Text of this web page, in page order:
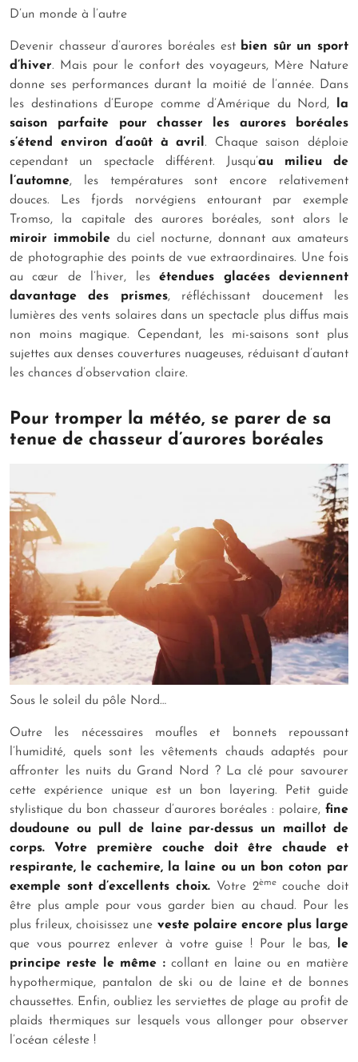
D’un monde à l’autre
Devenir chasseur d’aurores boréales est bien sûr un sport
d’hiver. Mais pour le confort des voyageurs, Mère Nature
donne ses performances durant la moitié de l’année. Dans
les destinations d’Europe comme d’Amérique du Nord,
la
saison parfaite pour chasser les aurores boréales
s’étend environ d’août à avril. Chaque saison déploie
cependant un spectacle différent. Jusqu’au milieu de
l’automne, les températures sont encore relativement
douces. Les fjords norvégiens entourant par exemple
Tromso, la capitale des aurores boréales, sont alors le
miroir immobile du ciel nocturne, donnant aux amateurs
de photographie des points de vue extraordinaires. Une fois
au cœur de l’hiver, lesétendues glacées deviennent
davantage des prismes, réfléchissant doucement les
lumières des vents solaires dans un spectacle plus diffus mais
non moins magique. Cependant, les mi-saisons sont plus
sujettes aux denses couvertures nuageuses, réduisant d’autant
les chances d’observation claire.
Pour tromper la météo, se parer de sa
tenue de chasseur d’aurores boréales
Sous le soleil du pôle Nord…
Outre les nécessaires moufles et bonnets repoussant
l’humidité, quels sont les vêtements chauds adaptés pour
affronter les nuits du Grand Nord ? La clé pour savourer
cette expérience unique est un bon layering. Petit guide
stylistique du bon chasseur d’aurores boréales : polaire, fine
doudoune ou pull de laine par-dessus un maillot de
corps. Votre première couche doit être chaude et
respirante, le cachemire, la laine ou un bon coton par
exemple sont d’excellents choix. Votre 2èmecouche doit
être plus ample pour vous garder bien au chaud. Pour les
plus frileux, choisissez une veste polaire encore plus large
que vous pourrez enlever à votre guise ! Pour le bas,
le
principe reste le même :collant en laine ou en matière
hypothermique, pantalon de ski ou de laine et de bonnes
chaussettes. Enfin, oubliez les serviettes de plage au profit de
plaids thermiques sur lesquels vous allonger pour observer
l’océan céleste !